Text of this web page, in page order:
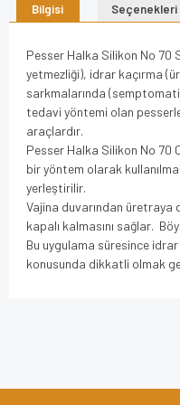
Bilgisi Seçenekleri
Pesser Halka Silikon No 70
yetmezliği), idrar kaçırma
sarkmalarında
tedavi yöntemi olan
araçlardır.
Pesser Halka Silikon No
bir yöntem olarak
yerleştirilir.
Vajina duvarından üretraya
kapalı kalmasını sağlar.
Bu uygulama süresince
konusunda dikkatli olmak